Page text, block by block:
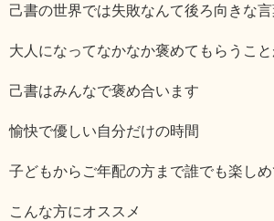
己書の世界では失敗なんて後ろ向きな
大人になってなかなか褒めてもらうこ
己書はみんなで褒め合います
愉快で優しい自分だけの時間
子どもからご年配の方まで誰でも楽し
こんな方にオススメ